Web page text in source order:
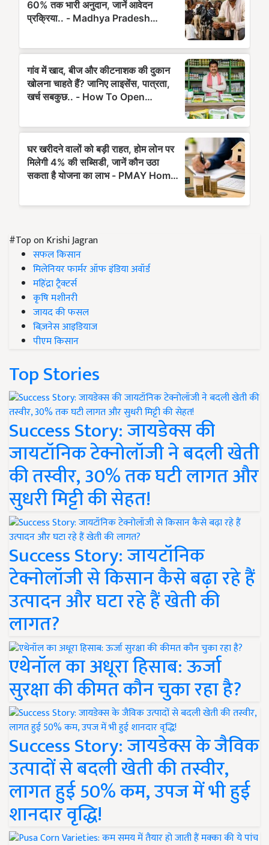
#Top on Krishi Jagran
सफल किसान
मिलेनियर फार्मर ऑफ इंडिया अवॉर्ड
महिंद्रा ट्रैक्टर्स
कृषि मशीनरी
जायद की फसल
बिज़नेस आइडियाज
पीएम किसान
Top Stories
Success Story: जायडेक्स की
जायटॉनिक टेक्नोलॉजी ने बदली खेती
की तस्वीर, 30% तक घटी लागत और
सुधरी मिट्टी की सेहत!
Success Story: जायटॉनिक
टेक्नोलॉजी से किसान कैसे बढ़ा रहे हैं
उत्पादन और घटा रहे हैं खेती की
लागत?
एथेनॉल का अधूरा हिसाब: ऊर्जा
सुरक्षा की कीमत कौन चुका रहा है?
Success Story: जायडेक्स के जैविक
उत्पादों से बदली खेती की तस्वीर,
लागत हुई 50% कम, उपज में भी हुई
शानदार वृद्धि!